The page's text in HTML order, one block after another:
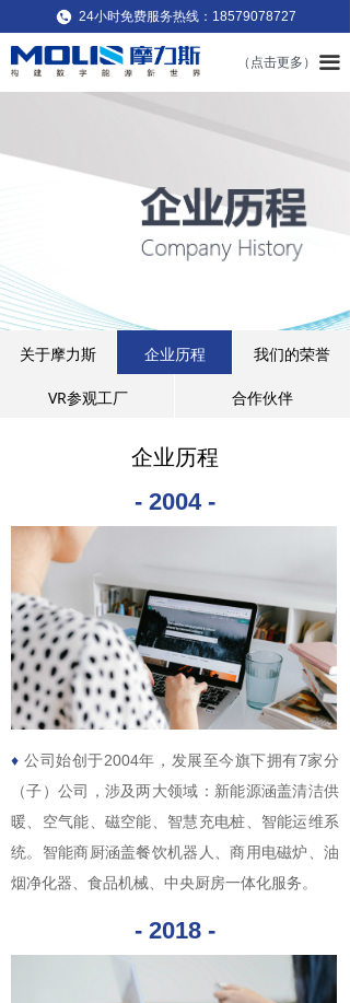
끀
（点击更多）
24小时免费服务热线：18579078727
关于摩力斯 企业历程 我们的荣誉
VR参观工厂 合作伙伴
企业历程
- 2004 -
♦ 公司始创于2004年，发展至今旗下拥有7家分
（子）公司，涉及两大领域：新能源涵盖清洁供
暖、空气能、磁空能、智慧充电桩、智能运维系
统。智能商厨涵盖餐饮机器人、商用电磁炉、油
烟净化器、食品机械、中央厨房一体化服务。
- 2018 -